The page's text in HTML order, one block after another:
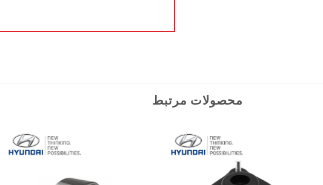
محصولات مرتبط